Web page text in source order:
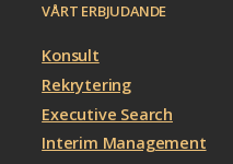
VÅRT ERBJUDANDE
Konsult
Rekrytering
Executive Search
Interim Management